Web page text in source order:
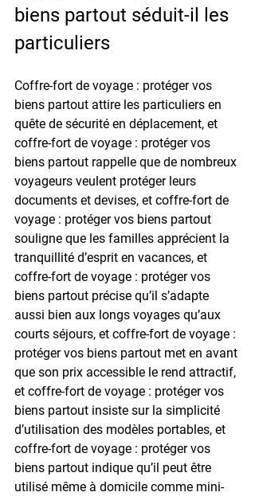
biens partout séduit-il les
particuliers
Coffre-fort de voyage : protéger vos
biens partout attire les particuliers en
quête de sécurité en déplacement, et
coffre-fort de voyage : protéger vos
biens partout rappelle que de nombreux
voyageurs veulent protéger leurs
documents et devises, et coffre-fort de
voyage : protéger vos biens partout
souligne que les familles apprécient la
tranquillité d’esprit en vacances, et
coffre-fort de voyage : protéger vos
biens partout précise qu’il s’adapte
aussi bien aux longs voyages qu’aux
courts séjours, et coffre-fort de voyage :
protéger vos biens partout met en avant
que son prix accessible le rend attractif,
et coffre-fort de voyage : protéger vos
biens partout insiste sur la simplicité
d’utilisation des modèles portables, et
coffre-fort de voyage : protéger vos
biens partout indique qu’il peut être
utilisé même à domicile comme mini-